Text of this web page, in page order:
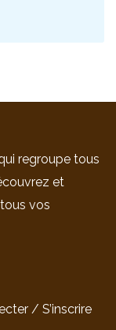
regroupe tous
et
vos
/ S’inscrire